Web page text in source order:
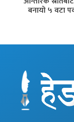
बनायो ५ वटा